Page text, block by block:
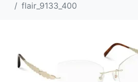
flair_9133_400